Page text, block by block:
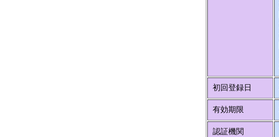
初回登録日
有効期限
認証機関